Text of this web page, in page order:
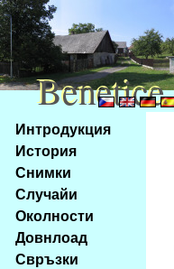
Na
obsah
stránky
Klávesové
zkratky
tomto
webu
Интродукция
История
Снимки
Случайи
Околности
Довнлоад
Свръзки
Benetice
Benetice